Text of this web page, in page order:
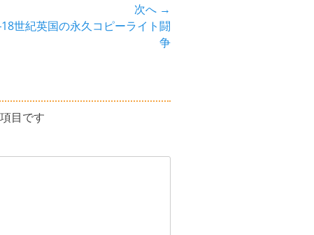
次へ →
世紀英国の永久コピーライト闘
争
目です